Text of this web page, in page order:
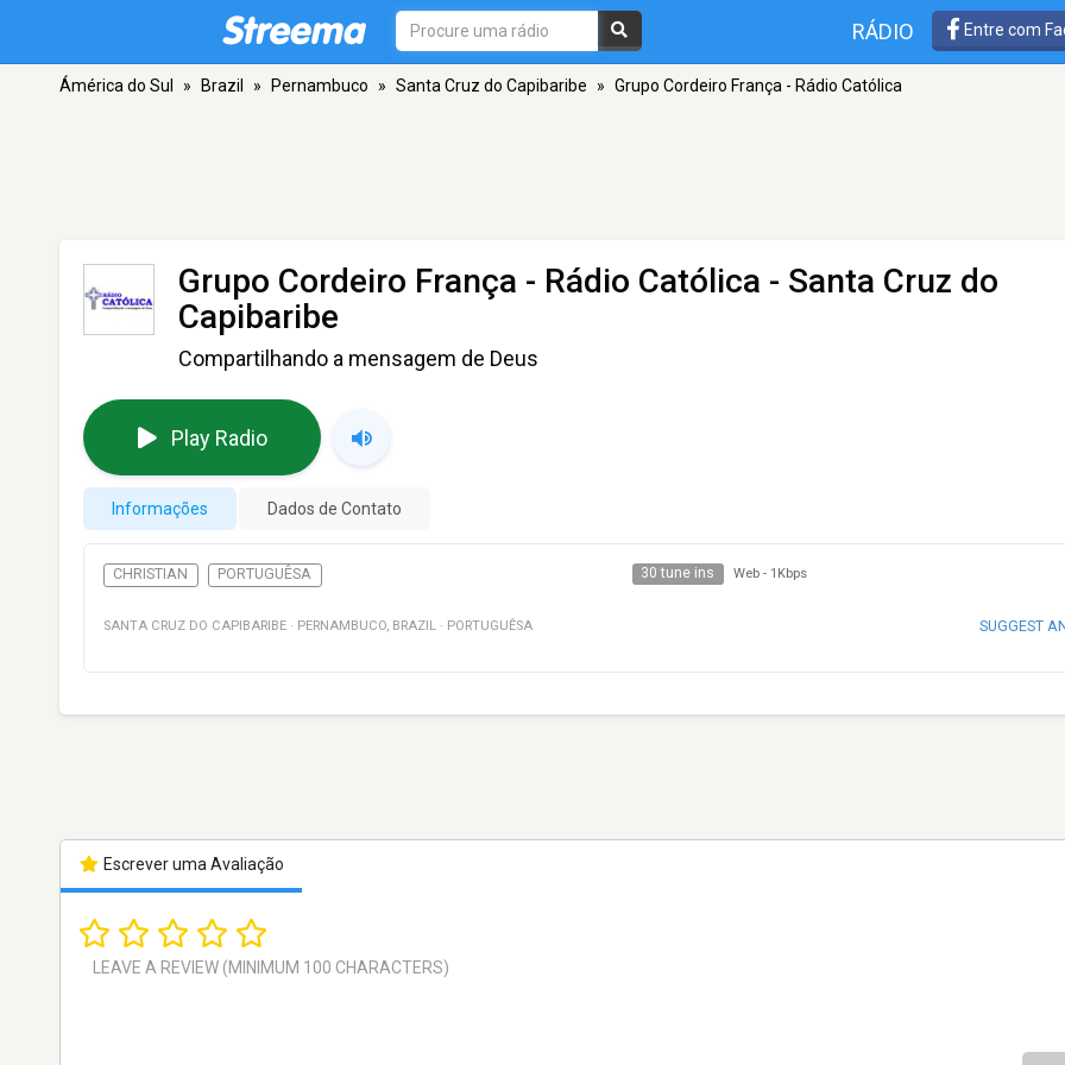
RÁDIO Entre com
Ámérica do Sul » Brazil » Pernambuco » Santa Cruz do Capibaribe » Grupo Cordeiro França - Rádio Católica
Grupo Cordeiro França - Rádio Católica - Santa Cruz do
Capibaribe
Compartilhando a mensagem de Deus
Play Radio
Informações Dados de Contato
CHRISTIAN PORTUGUÊSA 30 tune ins Web - 1Kbps
SANTA CRUZ DO CAPIBARIBE · PERNAMBUCO, BRAZIL · PORTUGUÊSA SUGGEST
Escrever uma Avaliação